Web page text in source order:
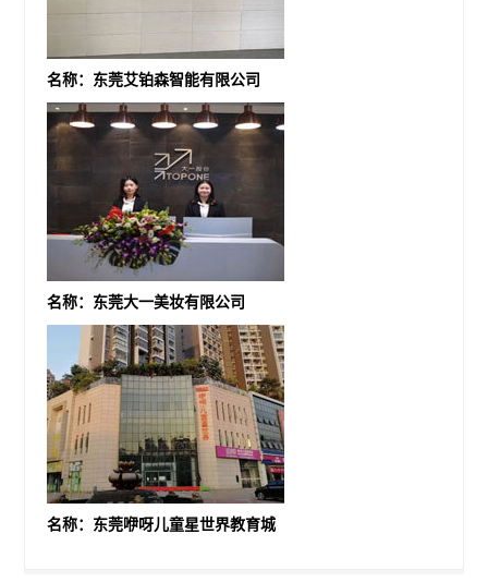
名称：东莞艾铂森智能有限公司
名称：东莞大一美妆有限公司
名称：东莞咿呀儿童星世界教育城